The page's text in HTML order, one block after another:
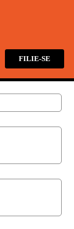
FILIE-SE